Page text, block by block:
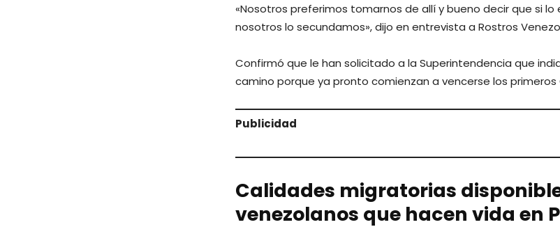
«Nosotros preferimos tomarnos de allí y bueno decir que si lo
nosotros lo secundamos», dijo en entrevista a Rostros
Confirmó que le han solicitado a la Superintendencia que
camino porque ya pronto comienzan a vencerse los primeros
Publicidad
Calidades migratorias
venezolanos que hacen vida en